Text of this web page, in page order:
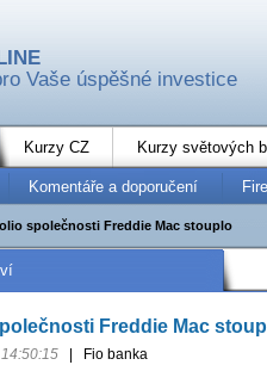
Vaše úspěšné investice
Kurzy CZ Kurzy světových
Komentáře a doporučení
společnosti Freddie Mac stouplo
Freddie Mac
Fio banka